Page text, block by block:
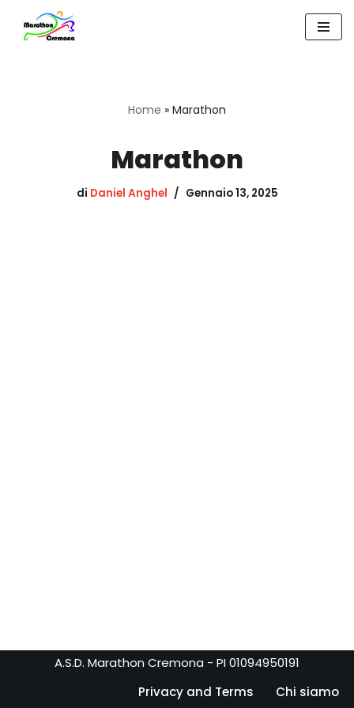
Vai
Home » Marathon
Marathon
di Daniel Anghel Gennaio 13, 2025
A.S.D. Marathon Cremona - PI 01094950191
Privacy and Terms
Chi siamo